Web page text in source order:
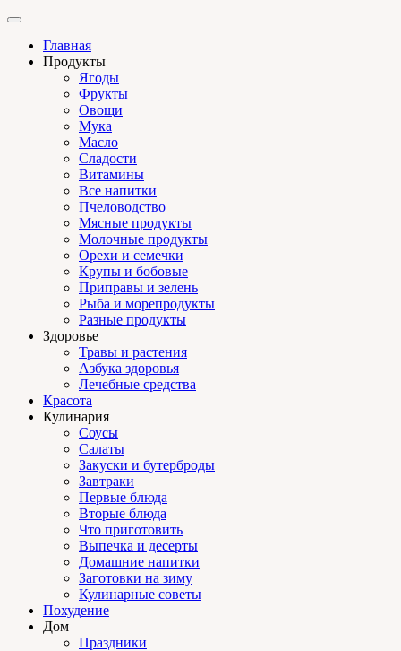
Главная
Продукты
Ягоды
Фрукты
Овощи
Мука
Масло
Сладости
Витамины
Все напитки
Пчеловодство
Мясные продукты
Молочные продукты
Орехи и семечки
Крупы и бобовые
Приправы и зелень
Рыба и морепродукты
Разные продукты
Здоровье
Травы и растения
Азбука здоровья
Лечебные средства
Красота
Кулинария
Соусы
Салаты
Закуски и бутерброды
Завтраки
Первые блюда
Вторые блюда
Что приготовить
Выпечка и десерты
Домашние напитки
Заготовки на зиму
Кулинарные советы
Похудение
Дом
Праздники